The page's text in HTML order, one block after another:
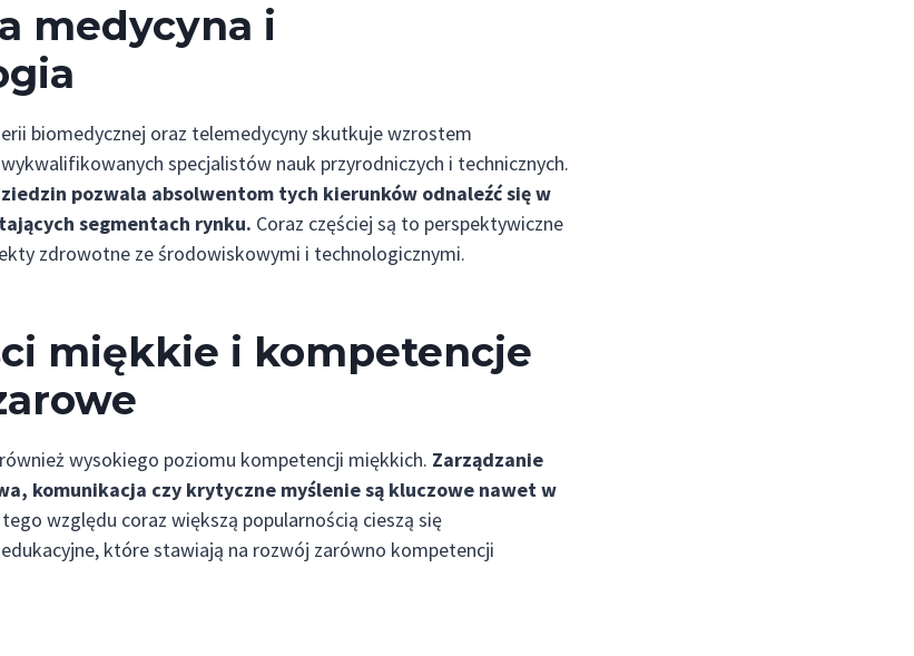
medycyna i
biomedycznej oraz telemedycyny skutkuje wzrostem
specjalistów nauk przyrodniczych i technicznych.
pozwala absolwentom tych kierunków odnaleźć się w
segmentach rynku. Coraz częściej są to perspektywiczne
zdrowotne ze środowiskowymi i technologicznymi.
miękkie i kompetencje
wysokiego poziomu kompetencji miękkich. Zarządzanie
komunikacja czy krytyczne myślenie są kluczowe nawet w
względu coraz większą popularnością cieszą się
które stawiają na rozwój zarówno kompetencji